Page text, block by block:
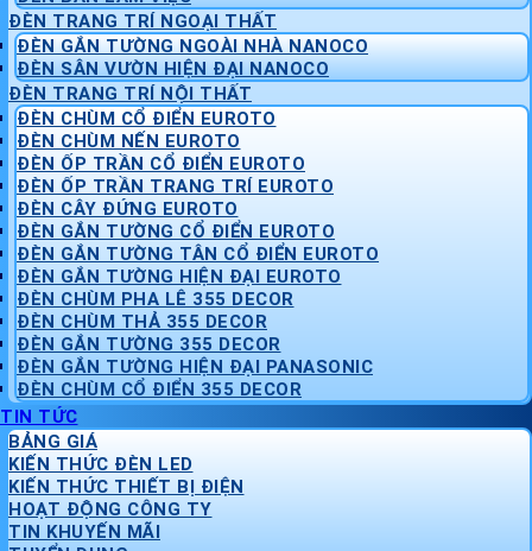
ĐÈN TRANG TRÍ NGOẠI THẤT
ĐÈN GẮN TƯỜNG NGOÀI NHÀ NANOCO
ĐÈN SÂN VƯỜN HIỆN ĐẠI NANOCO
ĐÈN TRANG TRÍ NỘI THẤT
ĐÈN CHÙM CỔ ĐIỂN EUROTO
ĐÈN CHÙM NẾN EUROTO
ĐÈN ỐP TRẦN CỔ ĐIỂN EUROTO
ĐÈN ỐP TRẦN TRANG TRÍ EUROTO
ĐÈN CÂY ĐỨNG EUROTO
ĐÈN GẮN TƯỜNG CỔ ĐIỂN EUROTO
ĐÈN GẮN TƯỜNG TÂN CỔ ĐIỂN EUROTO
ĐÈN GẮN TƯỜNG HIỆN ĐẠI EUROTO
ĐÈN CHÙM PHA LÊ 355 DECOR
ĐÈN CHÙM THẢ 355 DECOR
ĐÈN GẮN TƯỜNG 355 DECOR
ĐÈN GẮN TƯỜNG HIỆN ĐẠI PANASONIC
ĐÈN CHÙM CỔ ĐIỂN 355 DECOR
TIN TỨC
BẢNG GIÁ
KIẾN THỨC ĐÈN LED
KIẾN THỨC THIẾT BỊ ĐIỆN
HOẠT ĐỘNG CÔNG TY
TIN KHUYẾN MÃI